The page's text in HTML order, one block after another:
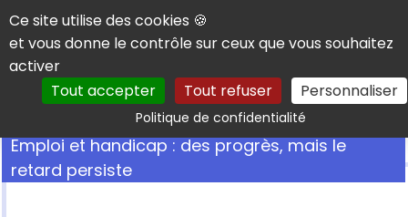
Panneau de gestion des cookies
Ce site utilise des cookies 🍪
et vous donne le contrôle sur ceux que vous souhaitez
activer
Tout accepter
Tout refuser Personnaliser
Politique de confidentialitéRechercher
Emploi et handicap : des progrès, mais le
retard persiste